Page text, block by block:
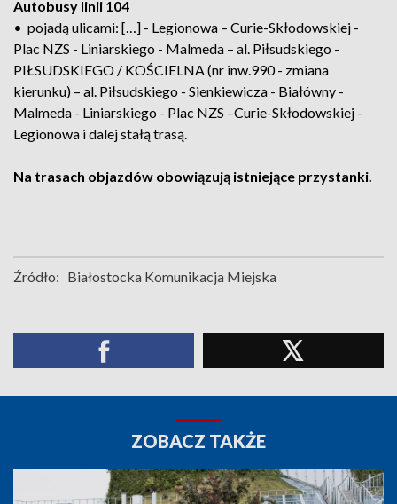
Autobusy linii 104
• pojadą ulicami: […] - Legionowa – Curie-Skłodowskiej -
Plac NZS - Liniarskiego - Malmeda – al. Piłsudskiego -
PIŁSUDSKIEGO / KOŚCIELNA (nr inw.990 - zmiana
kierunku) – al. Piłsudskiego - Sienkiewicza - Białówny -
Malmeda - Liniarskiego - Plac NZS –Curie-Skłodowskiej -
Legionowa i dalej stałą trasą.
Na trasach objazdów obowiązują istniejące przystanki.
Źródło: Białostocka Komunikacja Miejska
ZOBACZ TAKŻE